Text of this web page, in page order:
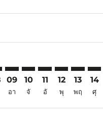
09
อา
10
จั
11
อั
12
พุ
13
พฤ
14
ศุ